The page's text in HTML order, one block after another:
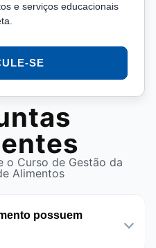
e serviços educacionais
SE
o Curso de Gestão da
Alimentos
possuem